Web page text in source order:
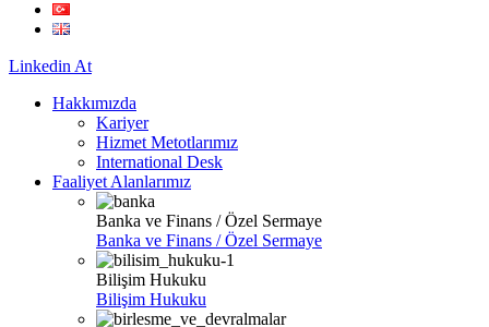
Linkedin At
Hakkımızda
Kariyer
Hizmet Metotlarımız
International Desk
Faaliyet Alanlarımız
Banka ve Finans / Özel Sermaye
Banka ve Finans / Özel Sermaye
Bilişim Hukuku
Bilişim Hukuku